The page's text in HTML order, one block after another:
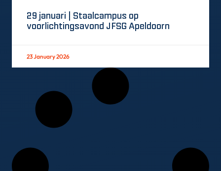
29 januari | Staalcampus op
voorlichtingsavond JFSG Apeldoorn
23 January 2026